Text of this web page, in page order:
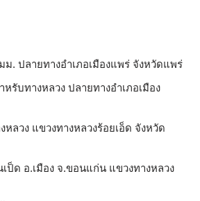
ม. ปลายทางอำเภอเมืองแพร่ จังหวัดแพร่
รับทางหลวง ปลายทางอำเภอเมือง
ลวง แขวงทางหลวงร้อยเอ็ด จังหวัด
เป็ด อ.เมือง จ.ขอนแก่น แขวงทางหลวง